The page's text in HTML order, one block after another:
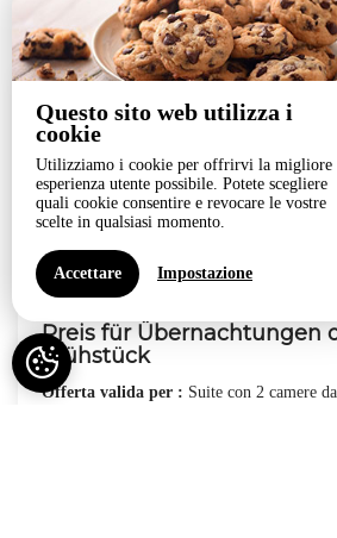
Questo sito web utilizza i
cookie
Utilizziamo i cookie per offrirvi la migliore
esperienza utente possibile. Potete scegliere
quali cookie consentire e revocare le vostre
scelte in qualsiasi momento.
Accettare Impostazione
Offerte
Fino al16 gen 28
Preis für Übernachtungen
Frühstück
Offerta valida per : Suite con 2 camere